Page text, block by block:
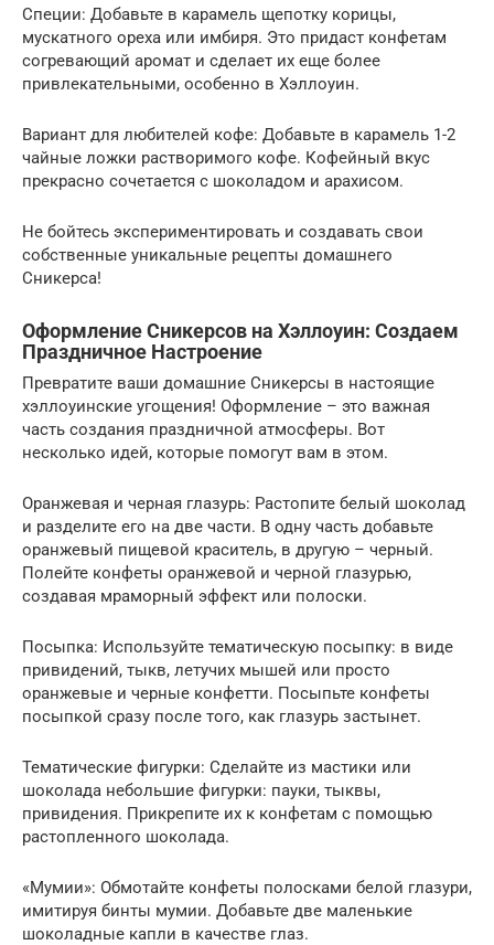
Специи: Добавьте в карамель щепотку корицы,
мускатного ореха или имбиря. Это придаст конфетам
согревающий аромат и сделает их еще более
привлекательными, особенно в Хэллоуин.
Вариант для любителей кофе: Добавьте в карамель 1-2
чайные ложки растворимого кофе. Кофейный вкус
прекрасно сочетается с шоколадом и арахисом.
Не бойтесь экспериментировать и создавать свои
собственные уникальные рецепты домашнего
Сникерса!
Оформление Сникерсов на Хэллоуин: Создаем
Праздничное Настроение
Превратите ваши домашние Сникерсы в настоящие
хэллоуинские угощения! Оформление – это важная
часть создания праздничной атмосферы. Вот
несколько идей, которые помогут вам в этом.
Оранжевая и черная глазурь: Растопите белый шоколад
и разделите его на две части. В одну часть добавьте
оранжевый пищевой краситель, в другую – черный.
Полейте конфеты оранжевой и черной глазурью,
создавая мраморный эффект или полоски.
Посыпка: Используйте тематическую посыпку: в виде
привидений, тыкв, летучих мышей или просто
оранжевые и черные конфетти. Посыпьте конфеты
посыпкой сразу после того, как глазурь застынет.
Тематические фигурки: Сделайте из мастики или
шоколада небольшие фигурки: пауки, тыквы,
привидения. Прикрепите их к конфетам с помощью
растопленного шоколада.
«Мумии»: Обмотайте конфеты полосками белой глазури,
имитируя бинты мумии. Добавьте две маленькие
шоколадные капли в качестве глаз.